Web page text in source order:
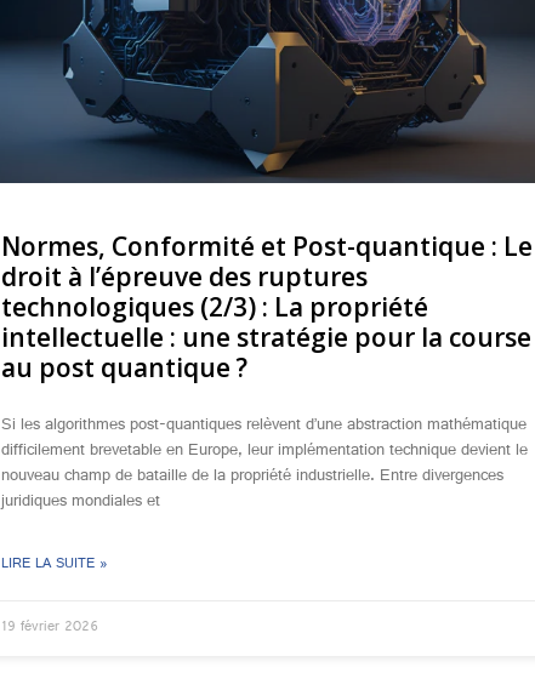
Normes, Conformité et Post-quantique : Le
droit à l’épreuve des ruptures
technologiques (2/3) : La propriété
intellectuelle : une stratégie pour la course
au post quantique ?
Si les algorithmes post-quantiques relèvent d’une abstraction mathématique
difficilement brevetable en Europe, leur implémentation technique devient le
nouveau champ de bataille de la propriété industrielle. Entre divergences
juridiques mondiales et
LIRE LA SUITE »
19 février 2026